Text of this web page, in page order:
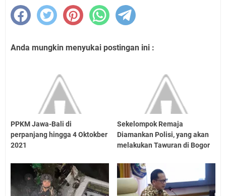
Anda mungkin menyukai postingan ini :
PPKM Jawa-Bali di
perpanjang hingga 4 Oktokber
2021
Sekelompok Remaja
Diamankan Polisi, yang akan
melakukan Tawuran di Bogor